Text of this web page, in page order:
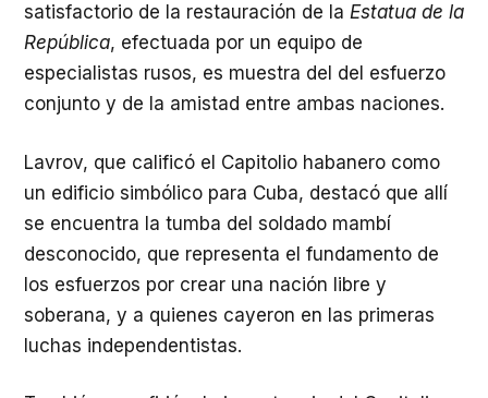
satisfactorio de la restauración de la Estatua de la
República, efectuada por un equipo de
especialistas rusos, es muestra del del esfuerzo
conjunto y de la amistad entre ambas naciones.
Lavrov, que calificó el Capitolio habanero como
un edificio simbólico para Cuba, destacó que allí
se encuentra la tumba del soldado mambí
desconocido, que representa el fundamento de
los esfuerzos por crear una nación libre y
soberana, y a quienes cayeron en las primeras
luchas independentistas.